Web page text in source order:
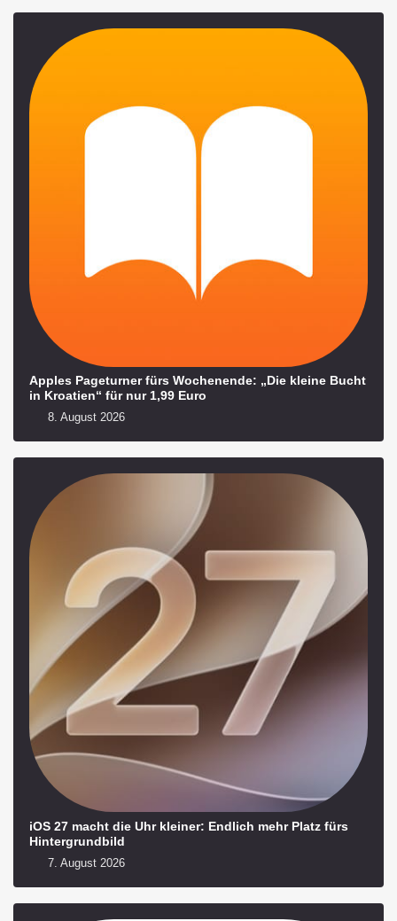
Apples Pageturner fürs Wochenende: „Die kleine Bucht
in Kroatien“ für nur 1,99 Euro
8. August 2026
iOS 27 macht die Uhr kleiner: Endlich mehr Platz fürs
Hintergrundbild
7. August 2026